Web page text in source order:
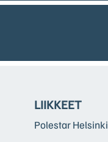
LIIKKEET
Polestar Helsinki